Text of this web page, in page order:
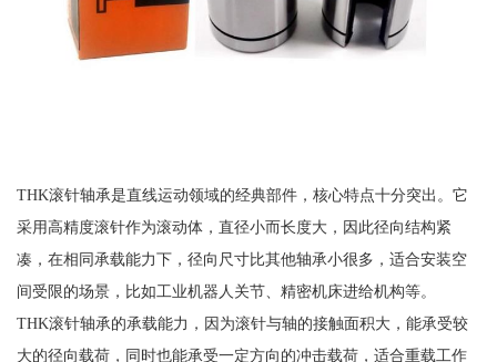
THK滚针轴承是直线运动领域的经典部件，核心特点十分突出。它
采用高精度滚针作为滚动体，直径小而长度大，因此径向结构紧
凑，在相同承载能力下，径向尺寸比其他轴承小很多，适合安装空
间受限的场景，比如工业机器人关节、精密机床进给机构等。
THK滚针轴承的承载能力，因为滚针与轴的接触面积大，能承受较
大的径向载荷，同时也能承受一定方向的冲击载荷，适合重载工作